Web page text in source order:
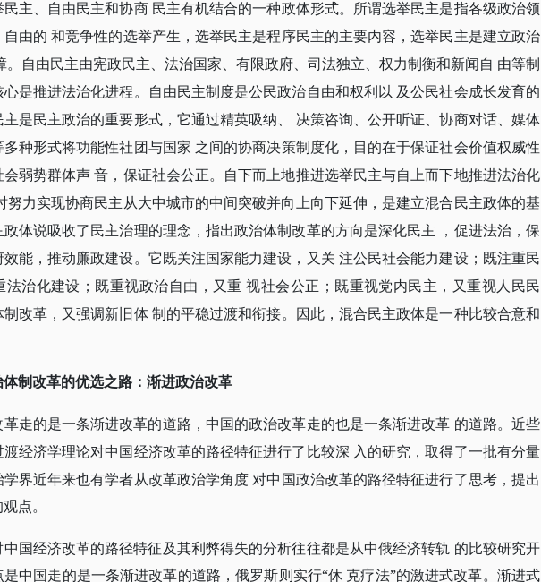
主、自由民主和协商 民主有机结合的一种政体形式。所谓选举民主是指各级政治领
自由的 和竞争性的选举产生，选举民主是程序民主的主要内容，选举民主是建立政治
。自由民主由宪政民主、法治国家、有限政府、司法独立、权力制衡和新闻自 由等制
心是推进法治化进程。自由民主制度是公民政治自由和权利以 及公民社会成长发育的
是民主政治的重要形式，它通过精英吸纳、
决策咨询、公开听证、协商对话、媒体
种形式将功能性社团与国家 之间的协商决策制度化，目的在于保证社会价值权威性
弱势群体声 音，保证社会公正。自下而上地推进选举民主与自上而下地推进法治化
努力实现协商民主从大中城市的中间突破并向上向下延伸，是建立混合民主政体的基
体说吸收了民主治理的理念，指出政治体制改革的方向是深化民主
，促进法治，保
能，推动廉政建设。它既关注国家能力建设，又关 注公民社会能力建设；既注重民
法治化建设；既重视政治自由，又重 视社会公正；既重视党内民主，又重视人民民
改革，又强调新旧体 制的平稳过渡和衔接。因此，混合民主政体是一种比较合意和
制改革的优选之路：渐进政治改革
走的是一条渐进改革的道路，中国的政治改革走的也是一条渐进改革 的道路。近些
经济学理论对中国经济改革的路径特征进行了比较深 入的研究，取得了一批有分量
界近年来也有学者从改革政治学角度 对中国政治改革的路径特征进行了思考，提出
点。
国经济改革的路径特征及其利弊得失的分析往往都是从中俄经济转轨 的比较研究开
中国走的是一条渐进改革的道路，俄罗斯则实行“休 克疗法”的激进式改革。渐进式